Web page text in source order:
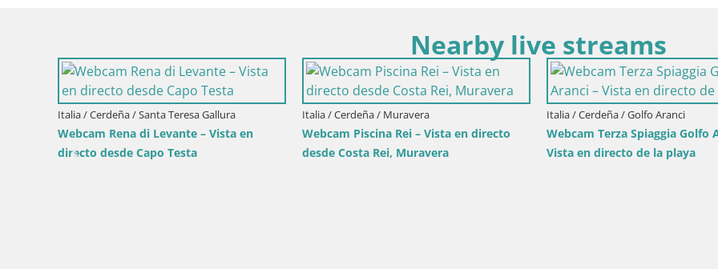
Nearby live streams
Teresa Gallura
di Levante – Vista en
Testa
Italia / Cerdeña / Muravera
Webcam Piscina Rei – Vista en directo
desde Costa Rei, Muravera
Italia / Cerdeña / Golfo Aranci
Webcam Terza Spiaggia Golfo Aranci –
Vista en directo de la playa
Italia /
Webcam